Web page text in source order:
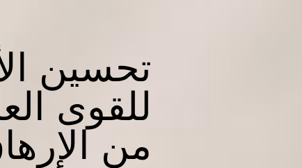
تحسين
للقوى
من